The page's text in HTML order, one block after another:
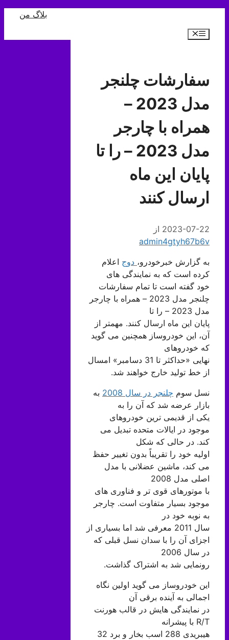
بلاگ من
فهرست
سفارشات چلنجر
مدل 2023 –
همراه با چارجر
مدل 2023 – را تا
پایان این ماه
ارسال کنند
2023-07-22 از
admin4gtyh67b6v
به گزارش خبرخودرو،دوجاعلام
کرده است که به نمایندگی های
خود گفته است تا تمام سفارشات
چلنجر مدل 2023 – همراه با چارجر
مدل 2023 – را تا
پایان این ماه ارسال کنند. مهمتر از
آن، این خودروساز همچنین می گوید
که خودروهای
نهایی «حداکثر تا 31 دسامبر» امسال
از خط تولید خارج خواهند شد.
نسل سومچلنجر در سال 2008
به
بازار عرضه شد که آن را به
یکی از قدیمی ترین خودروهای
موجود در ایالات متحده تبدیل می
کند. در حالی که شکل
اولیه خود را تقریباً بدون تغییر حفظ
می کند، ماشین عضلانی با مدل
اصلی مدل 2008
با موتورهای قوی تر و فناوری های
موجود بسیار متفاوت است. چارجر
به نوبه خود در
سال 2011 معرفی شد اما بسیاری از
اجزای آن را با سدان نسل قبلی که
در سال 2006
رونمایی شد به اشتراک گذاشت.
این خودروساز می گوید اولین نگاه
اجمالی به آینده برقی آن
در نمایندگی هایش در قالب هورنت
R/T با پیشرانه
هیبریدی 288 اسب بخار و برد 32